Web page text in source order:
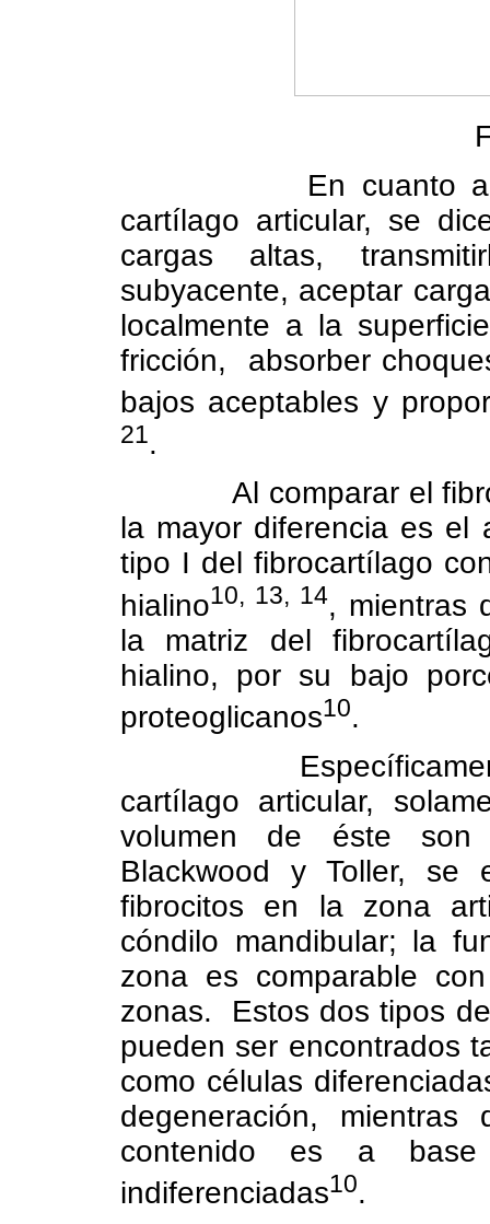
En cuanto
cartílago articular, se
cargas altas,
subyacente, aceptar
localmente a la
fricción,
absorber
bajos aceptables y
21.
Al comparar el
la mayor diferencia es el
tipo I del fibrocartílago
hialino10, 13, 14, mientras
la matriz del
hialino, por su bajo
proteoglicanos10.
cartílago articular,
volumen de éste son
Blackwood y Toller, se
fibrocitos en la zona
cóndilo mandibular; la
zona es comparable
zonas.
Estos dos tipos
pueden ser encontrados
como células
degeneración,
contenido es a base
indiferenciadas10.